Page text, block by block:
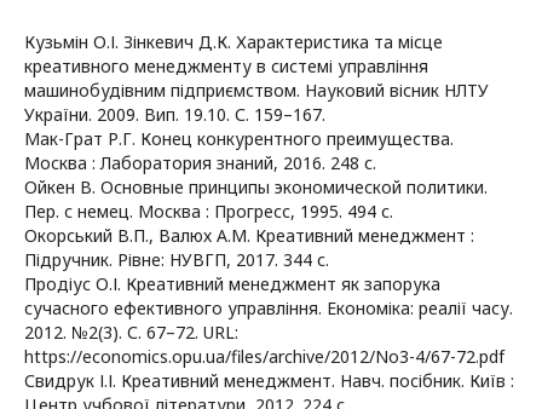
Кузьмін О.І. Зінкевич Д.К. Характеристика та місце
креативного менеджменту в системі управління
машинобудівним підприємством. Науковий вісник НЛТУ
України. 2009. Вип. 19.10. С. 159–167.
Мак-Грат Р.Г. Конец конкурентного преимущества.
Москва : Лаборатория знаний, 2016. 248 с.
Ойкен В. Основные принципы экономической политики.
Пер. с немец. Москва : Прогресс, 1995. 494 с.
Окорський В.П., Валюх А.М. Креативний менеджмент :
Підручник. Рівне: НУВГП, 2017. 344 с.
Продіус О.І. Креативний менеджмент як запорука
сучасного ефективного управління. Економіка: реалії часу.
2012. №2(3). С. 67–72. URL:
https://economics.opu.ua/files/archive/2012/No3-4/67-72.pdf
Свидрук І.І. Креативний менеджмент. Навч. посібник. Київ :